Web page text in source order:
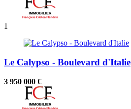
1
Le Calypso - Boulevard d'Italie
3 950 000 €